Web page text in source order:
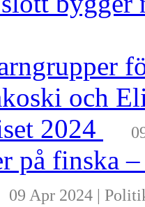
och
2024
på finska
09 Apr 2024 |